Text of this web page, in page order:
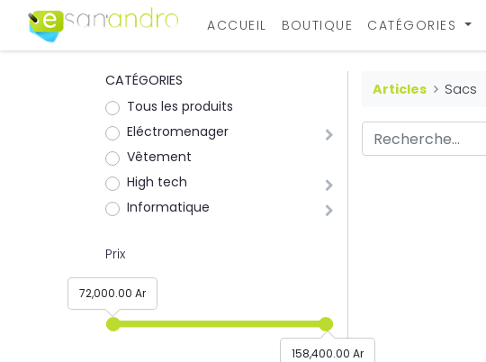
ACCUEIL BOUTIQUE CATÉGORIES
CATÉGORIES
Tous les produits
Eléctromenager
Vêtement
High tech
Informatique
Prix
158,400.00 Ar
72,000.00 Ar
Articles Sacs